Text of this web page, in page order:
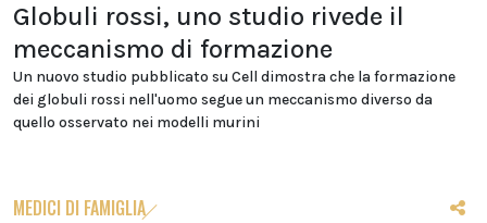
Globuli rossi, uno studio rivede il
meccanismo di formazione
Un nuovo studio pubblicato su Cell dimostra che la formazione
dei globuli rossi nell'uomo segue un meccanismo diverso da
quello osservato nei modelli murini
MEDICI DI FAMIGLIA